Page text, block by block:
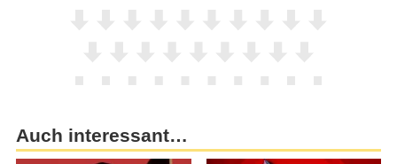
Auch interessant…